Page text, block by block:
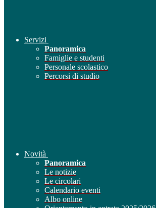
Servizi
Panoramica
Famiglie e studenti
Personale scolastico
Percorsi di studio
Novità
Panoramica
Le notizie
Le circolari
Calendario eventi
Albo online